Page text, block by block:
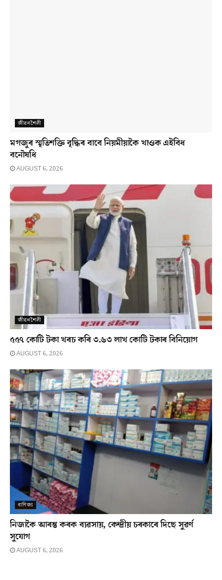
জীৱনশৈলী
মগজুৰ স্মৃতিশক্তি বৃদ্ধিৰ বাবে নিয়মীয়াকৈ খাওক এইবিধ
বনৌষধি
AUGUST 6, 2026
জীৱনশৈলী
৫৫৭ কোটি টকা খৰচ কৰি ৩.৬৩ লাখ কোটি টকাৰ বিনিয়োগ
AUGUST 6, 2026
বাণিজ্য
নিজাকৈ আৰম্ভ কৰক ব্যৱসায়, কেন্দ্ৰীয় চৰকাৰে দিছে সুৱৰ্ণ
সুযোগ
AUGUST 6, 2026